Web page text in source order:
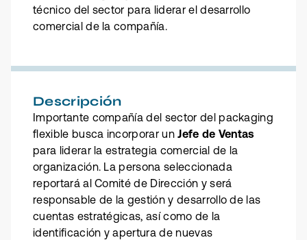
técnico del sector para liderar el desarrollo
comercial de la compañía.
Descripción
Importante compañía del sector del packaging
flexible busca incorporar unJefe de Ventas
para liderar la estrategia comercial de la
organización. La persona seleccionada
reportará al Comité de Dirección y será
responsable de la gestión y desarrollo de las
cuentas estratégicas, así como de la
identificación y apertura de nuevas